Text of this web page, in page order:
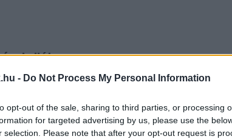
- Do Not Process My Personal Information
opt-out of the sale, sharing to third parties, or processing
for targeted advertising by us, please use the
selection. Please note that after your opt-out request is
ellátva.